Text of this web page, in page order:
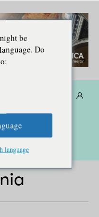
be
Do
language